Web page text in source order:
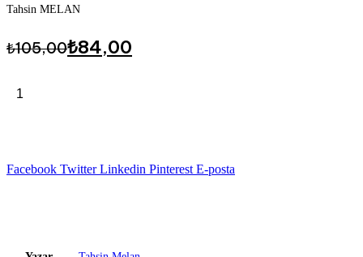
Tahsin MELAN
₺105,00
Orijinal
₺105,00.
₺84,00
Şu
fiyat:
Keloğlan'ın
Melan
Facebook Twitter Linkedin Pinterest E-posta